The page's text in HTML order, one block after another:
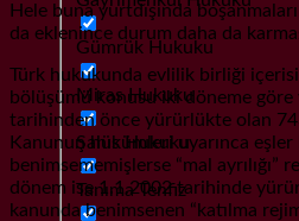
Gümrük Hukuku
Miras Hukuku
Şahıs Hukuku
Tanıma Tenfiz
Hele buna yurtdışında
da eklenince durum daha da
Türk hukukunda evlilik birliği
bölüşümü konusu iki döneme göre
tarihinden önce yürürlükte olan
Kanunun hükümleri uyarınca
benimsememişlerse “mal ayrılığı”
dönem ise 1.1.2002 tarihinde
kanunda benimsenen “katılma